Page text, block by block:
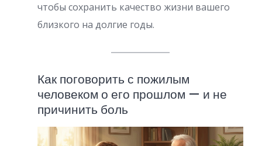
чтобы сохранить качество жизни вашего
близкого на долгие годы.
Как поговорить с пожилым
человеком о его прошлом — и не
причинить боль